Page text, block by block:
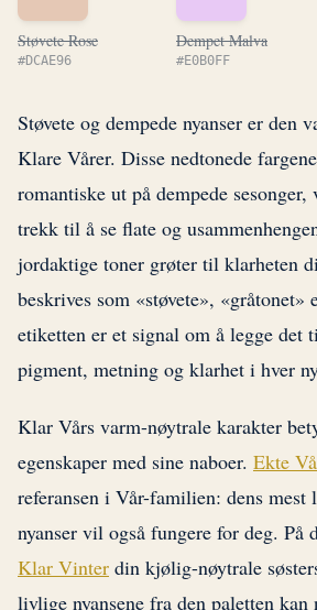
Støvete Rose
#DCAE96
Dempet Malva
#E0B0FF
Støvete og dempede nyanser er den
Klare Vårer. Disse nedtonede
romantiske ut på dempede
trekk til å se flate og
jordaktige toner grøter til klarheten
beskrives som «støvete», «gråtonet»
etiketten er et signal om å legge det
pigment, metning og klarhet i hver
Klar Vårs varm-nøytrale karakter
egenskaper med sine naboer. Ekte
referansen i Vår-familien: dens mest
nyanser vil også fungere for deg. På
Klar Vinter din kjølig-nøytrale
livlige nyansene fra den paletten kan